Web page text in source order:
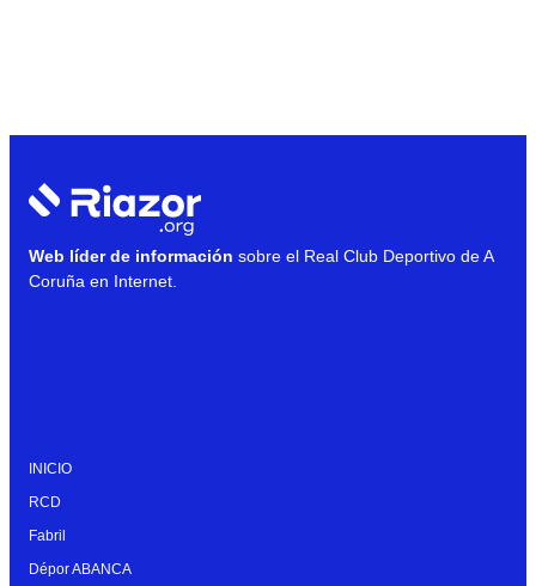
Web líder de información sobre el Real Club Deportivo de A
Coruña en Internet.
INICIO
RCD
Fabril
Dépor ABANCA